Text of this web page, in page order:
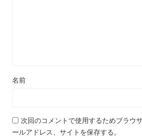
名前
次回のコメントで使用するためブラウ
ールアドレス、サイトを保存する。